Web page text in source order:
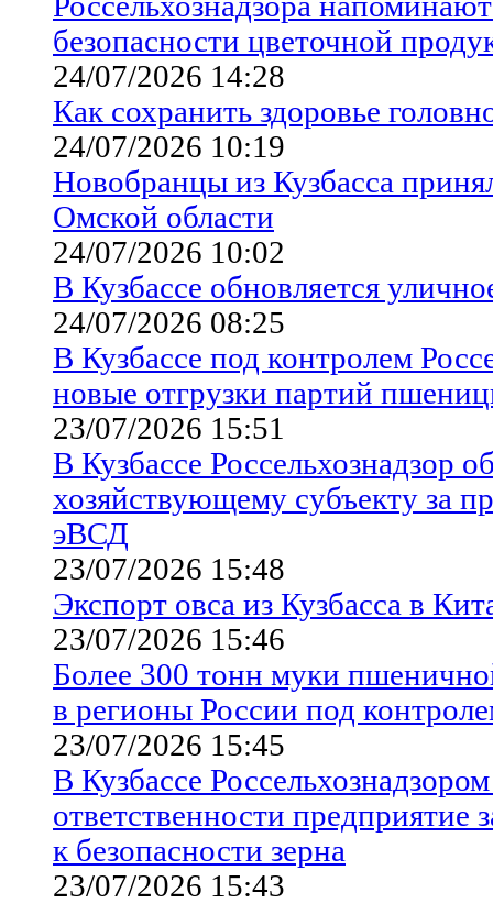
безопасности цветочной
24/07/2026 14:28
Как сохранить здоровье
24/07/2026 10:19
Новобранцы из Кузбасса
Омской области
24/07/2026 10:02
В Кузбассе обновляется
24/07/2026 08:25
В Кузбассе под контролем
новые отгрузки партий
23/07/2026 15:51
В Кузбассе Россельхознадзор
хозяйствующему субъекту за
эВСД
23/07/2026 15:48
Экспорт овса из Кузбасса в
23/07/2026 15:46
Более 300 тонн муки
в регионы России под
23/07/2026 15:45
В Кузбассе
ответственности предприятие
к безопасности зерна
23/07/2026 15:43